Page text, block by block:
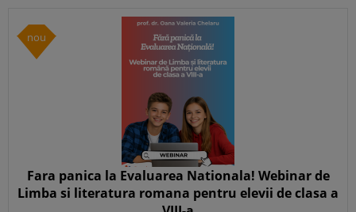
nou
Fara panica la Evaluarea Nationala! Webinar de
Limba si literatura romana pentru elevii de clasa a